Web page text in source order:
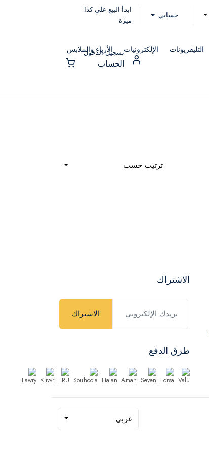
حسابي
ابدأ البيع علي كذا
ميزة
التليفزيونات الإلكترونيات الأزياء والملابس
تسجيل الدخول
الحساب
ترتيب حسب
الاشتراك
الاشتراك
طرق الدفع
عربي